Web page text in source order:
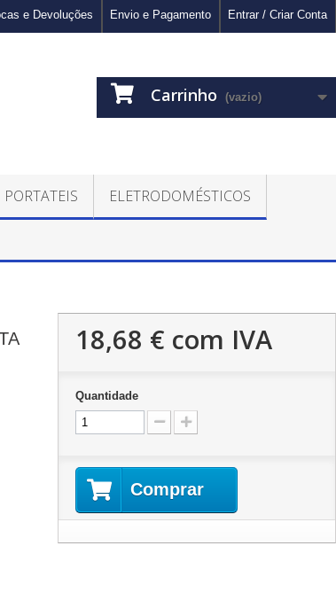
Entrar / Criar Conta
Envio e Pagamento
e Devoluções
Carrinho (vazio)
PORTATEIS ELETRODOMÉSTICOS
18,68 € com IVA
Quantidade
Comprar